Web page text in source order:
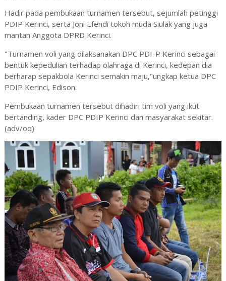
Hadir pada pembukaan turnamen tersebut, sejumlah petinggi
PDIP Kerinci, serta Joni Efendi tokoh muda Siulak yang juga
mantan Anggota DPRD Kerinci.
"Turnamen voli yang dilaksanakan DPC PDI-P Kerinci sebagai
bentuk kepedulian terhadap olahraga di Kerinci, kedepan dia
berharap sepakbola Kerinci semakin maju,"ungkap ketua DPC
PDIP Kerinci, Edison.
Pembukaan turnamen tersebut dihadiri tim voli yang ikut
bertanding, kader DPC PDIP Kerinci dan masyarakat sekitar.
(adv/oq)